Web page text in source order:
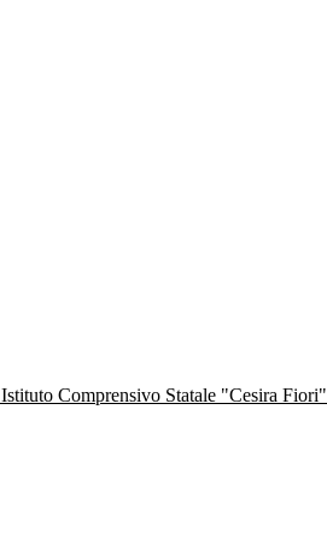
Istituto Comprensivo Statale "Cesira Fiori"